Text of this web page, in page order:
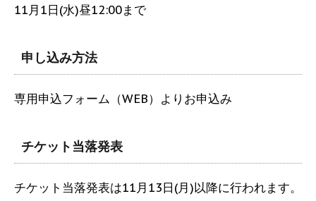
11月1日(水)昼12:00まで
申し込み方法
専用申込フォーム（WEB）よりお申込み
チケット当落発表
チケット当落発表は11月13日(月)以降に行われます。